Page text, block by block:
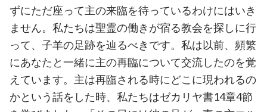
ずにただ座って主の来臨を待っているわけにはいき
ません。私たちは聖霊の働きが宿る教会を探しに行
って、子羊の足跡を辿るべきです。私は以前、頻繁
にあなたと一緒に主の再臨について交流したのを覚
えています。主は再臨される時にどこに現われるの
かという話をした時、私たちはゼカリヤ書14章4節